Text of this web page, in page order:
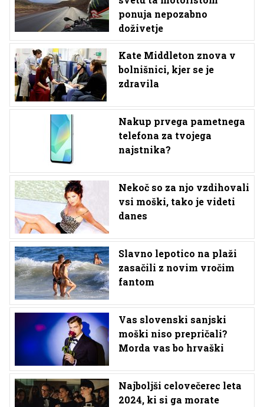
ponuja nepozabno
doživetje
Kate Middleton znova v
bolnišnici, kjer se je
zdravila
Nakup prvega pametnega
telefona za tvojega
najstnika?
Nekoč so za njo vzdihovali
vsi moški, tako je videti
danes
Slavno lepotico na plaži
zasačili z novim vročim
fantom
Vas slovenski sanjski
moški niso prepričali?
Morda vas bo hrvaški
Najboljši celovečerec leta
2024, ki si ga morate